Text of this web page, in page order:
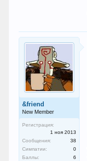
&friend
New Member
Регистрация:
1 ноя 2013
Сообщения:
38
Симпатии:
0
Баллы:
6